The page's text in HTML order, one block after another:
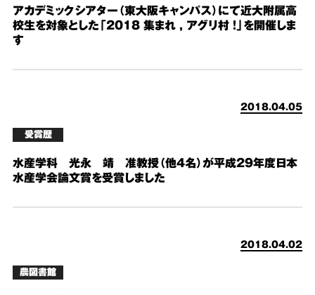
アカデミックシアター（東大阪キャンパス）にて近大附属高
校生を対象とした「2018 集まれ , アグリ村 !」を開催しま
す
2018.04.05
受賞歴
水産学科 光永 靖 准教授（他４名）が平成２９年度日本
水産学会論文賞を受賞しました
2018.04.02
農図書館